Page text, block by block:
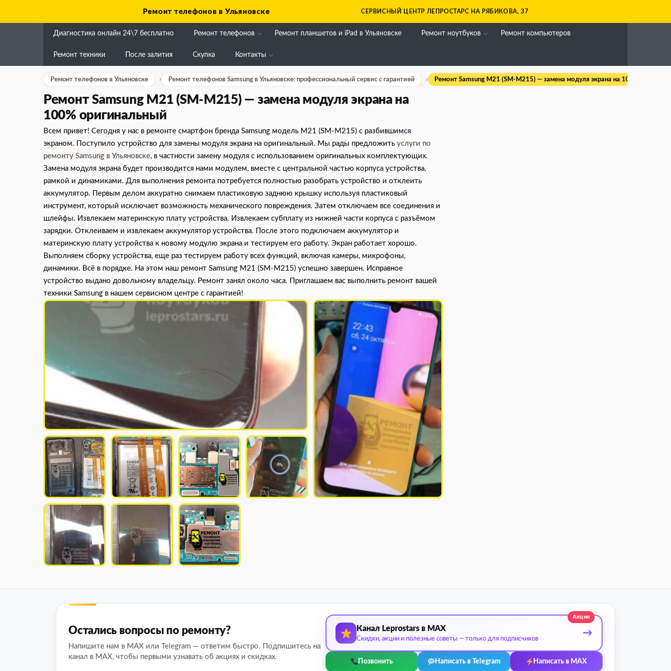
Ремонт телефонов в Ульяновске СЕРВИСНЫЙ ЦЕНТР ЛЕПРОСТАРС НА РЯБИКОВА, 37
Диагностика онлайн 24\7 бесплатно Ремонт телефонов Ремонт планшетов и iPad в Ульяновске Ремонт ноутбуков Ремонт компьютеров
Ремонт техники После залития Скупка Контакты
Ремонт телефонов в Ульяновске Ремонт телефонов Samsung в Ульяновске: профессиональный сервис с гарантией Ремонт Samsung M21 (SM-M215) — замена модуля экрана на 100%
Ремонт Samsung M21 (SM-M215) — замена модуля экрана на
100% оригинальный
Всем привет! Сегодня у нас в ремонте смартфон бренда Samsung модель M21 (SM-M215) с разбившимся
экраном. Поступило устройство для замены модуля экрана на оригинальный. Мы рады предложить услуги по
ремонту Samsung в Ульяновске, в частности замену модуля с использованием оригинальных комплектующих.
Замена модуля экрана будет производится нами модулем, вместе с центральной частью корпуса устройства,
рамкой и динамиками. Для выполнения ремонта потребуется полностью разобрать устройство и отклеить
аккумулятор. Первым делом аккуратно снимаем пластиковую заднюю крышку используя пластиковый
инструмент, который исключает возможность механического повреждения. Затем отключаем все соединения и
шлейфы. Извлекаем материнскую плату устройства. Извлекаем субплату из нижней части корпуса с разъёмом
зарядки. Отклеиваем и извлекаем аккумулятор устройства. После этого подключаем аккумулятор и
материнскую плату устройства к новому модулю экрана и тестируем его работу. Экран работает хорошо.
Выполняем сборку устройства, еще раз тестируем работу всех функций, включая камеры, микрофоны,
динамики. Всё в порядке. На этом наш ремонт Samsung M21 (SM-M215) успешно завершен. Исправное
устройство выдано довольному владельцу. Ремонт занял около часа. Приглашаем вас выполнить ремонт вашей
техники Samsung в нашем сервисном центре с гарантией!
Остались вопросы по ремонту?
Напишите нам в MAX или Telegram — ответим быстро. Подпишитесь на
канал в MAX, чтобы первыми узнавать об акциях и скидках.
Акции
Канал Leprostars в MAX
Скидки, акции и полезные советы — только для подписчиков
→
Позвонить Написать в Telegram Написать в MAX